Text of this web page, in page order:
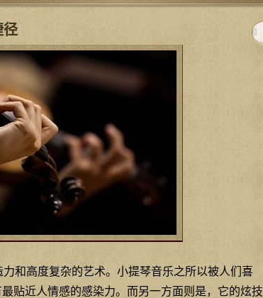
径
和高度复杂的艺术。小提琴音乐之所以被人们喜
贴近人情感的感染力。而另一方面则是，它的炫技